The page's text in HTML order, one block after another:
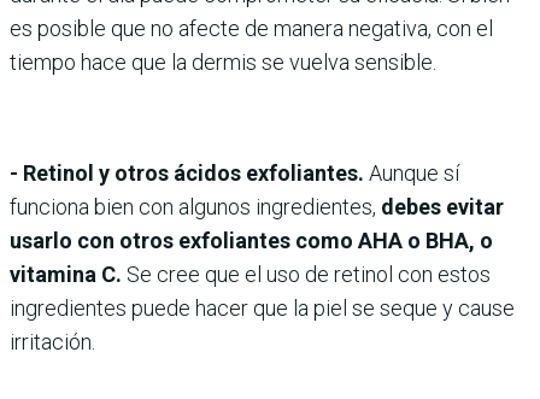
es posible que no afecte de manera negativa, con el
tiempo hace que la dermis se vuelva sensible.
- Retinol y otros ácidos exfoliantes. Aunque sí
funciona bien con algunos ingredientes, debes evitar
usarlo con otros exfoliantes como AHA o BHA, o
vitamina C. Se cree que el uso de retinol con estos
ingredientes puede hacer que la piel se seque y cause
irritación.